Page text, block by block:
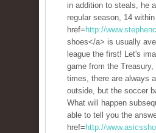
in addition to steals, he
regular season, 14
href= http://
shoes</a> is usually
league the first! Let's
game from the
times, there are always
outside, but the soccer
What will happen
able to tell you the
href= http://